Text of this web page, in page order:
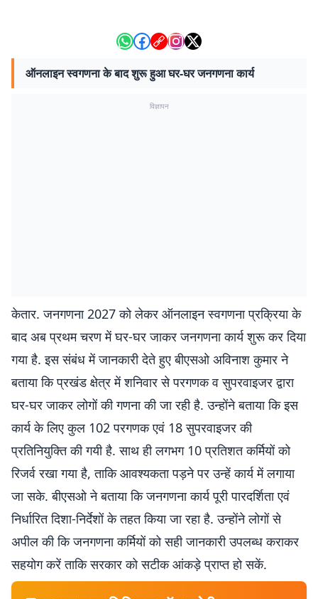
ऑनलाइन स्वगणना के बाद शुरू हुआ घर-घर जनगणना कार्य
विज्ञापन
केतार. जनगणना 2027 को लेकर ऑनलाइन स्वगणना प्रक्रिया के
बाद अब प्रथम चरण में घर-घर जाकर जनगणना कार्य शुरू कर दिया
गया है. इस संबंध में जानकारी देते हुए बीएसओ अविनाश कुमार ने
बताया कि प्रखंड क्षेत्र में शनिवार से परगणक व सुपरवाइजर द्वारा
घर-घर जाकर लोगों की गणना की जा रही है. उन्होंने बताया कि इस
कार्य के लिए कुल 102 परगणक एवं 18 सुपरवाइजर की
प्रतिनियुक्ति की गयी है. साथ ही लगभग 10 प्रतिशत कर्मियों को
रिजर्व रखा गया है, ताकि आवश्यकता पड़ने पर उन्हें कार्य में लगाया
जा सके. बीएसओ ने बताया कि जनगणना कार्य पूरी पारदर्शिता एवं
निर्धारित दिशा-निर्देशों के तहत किया जा रहा है. उन्होंने लोगों से
अपील की कि जनगणना कर्मियों को सही जानकारी उपलब्ध कराकर
सहयोग करें ताकि सरकार को सटीक आंकड़े प्राप्त हो सकें.